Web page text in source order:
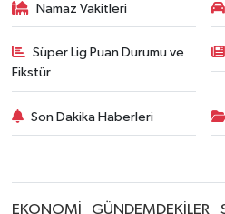
Namaz Vakitleri
Süper Lig Puan Durumu ve
Fikstür
Son Dakika Haberleri
EKONOMİ GÜNDEMDEKİLER